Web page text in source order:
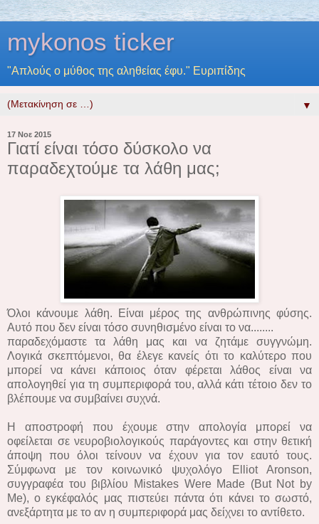
mykonos ticker
"Απλούς ο μύθος της αληθείας έφυ." Ευριπίδης
▼
17 Νοε 2015
Γιατί είναι τόσο δύσκολο να
παραδεχτούμε τα λάθη μας;
Όλοι κάνουμε λάθη. Είναι μέρος της ανθρώπινης φύσης.
Αυτό που δεν είναι τόσο συνηθισμένο είναι το να........
παραδεχόμαστε τα λάθη μας και να ζητάμε συγγνώμη.
Λογικά σκεπτόμενοι, θα έλεγε κανείς ότι το καλύτερο που
μπορεί να κάνει κάποιος όταν φέρεται λάθος είναι να
απολογηθεί για τη συμπεριφορά του, αλλά κάτι τέτοιο δεν το
βλέπουμε να συμβαίνει συχνά.
Η αποστροφή που έχουμε στην απολογία μπορεί να
οφείλεται σε νευροβιολογικούς παράγοντες και στην θετική
άποψη που όλοι τείνουν να έχουν για τον εαυτό τους.
Σύμφωνα με τον κοινωνικό ψυχολόγο Elliot Aronson,
συγγραφέα του βιβλίου Mistakes Were Made (But Not by
Me), ο εγκέφαλός μας πιστεύει πάντα ότι κάνει το σωστό,
ανεξάρτητα με το αν η συμπεριφορά μας δείχνει το αντίθετο.